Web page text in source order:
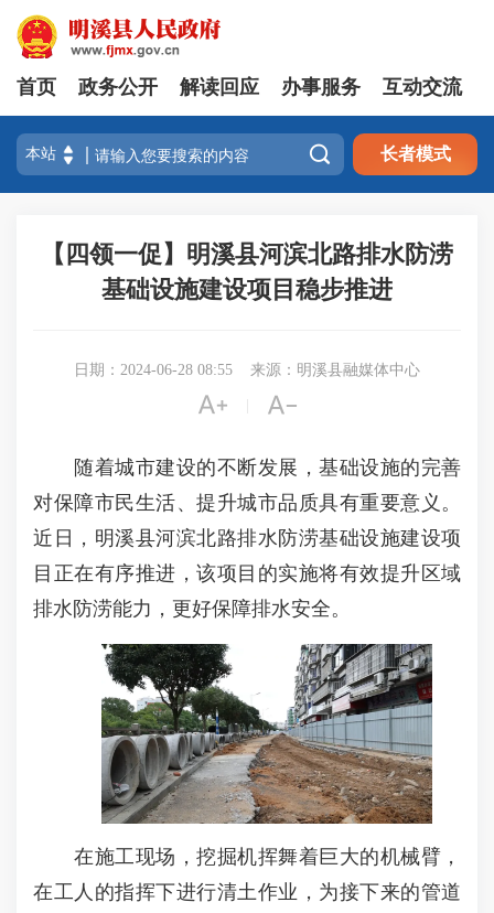
首页 政务公开 解读回应 办事服务 互动交流
 长者模式
【四领一促】明溪县河滨北路排水防涝
基础设施建设项目稳步推进
日期：2024-06-28 08:55 来源：明溪县融媒体中心
 
随着城市建设的不断发展，基础设施的完善
对保障市民生活、提升城市品质具有重要意义。
近日，明溪县河滨北路排水防涝基础设施建设项
目正在有序推进，该项目的实施将有效提升区域
排水防涝能力，更好保障排水安全。
在施工现场，挖掘机挥舞着巨大的机械臂，
在工人的指挥下进行清土作业，为接下来的管道